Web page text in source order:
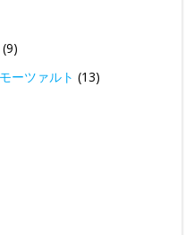
(9)
ーツァルト (13)